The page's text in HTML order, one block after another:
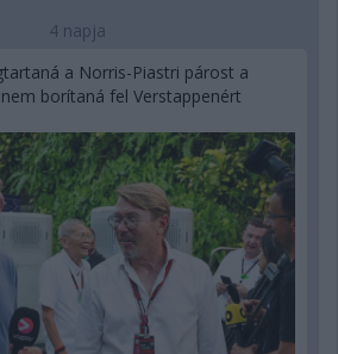
4 napja
a Norris-Piastri párost a
borítaná fel Verstappenért